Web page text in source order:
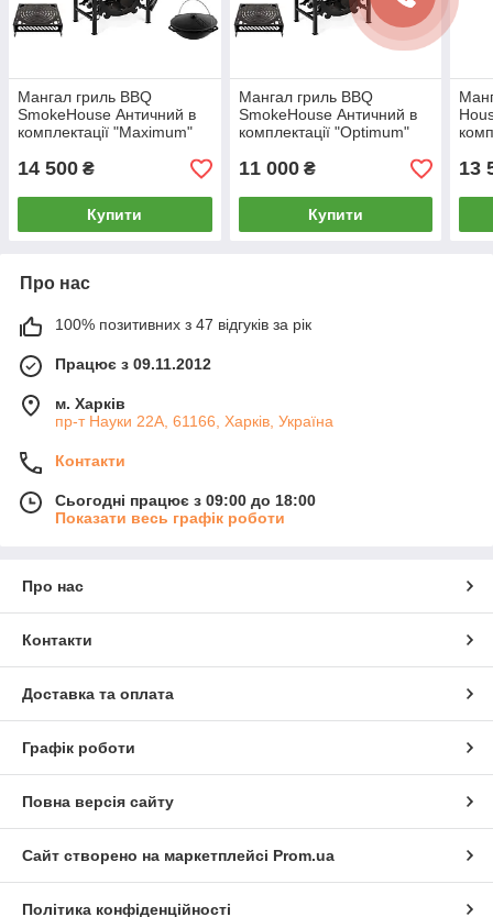
Мангал гриль BBQ
SmokeHouse Античний в
комплектації "Maximum"
14 500 ₴
Купити
Мангал гриль BBQ
SmokeHouse Античний в
комплектації "Optimum"
11 000₴
Купити
13
Про нас
100% позитивних з 47 відгуків за рік
Працює з 09.11.2012
м. Харків
пр-т Науки 22А, 61166, Харків, Україна
Контакти
Сьогодні працює з 09:00 до 18:00
Показати весь графік роботи
Про нас
Контакти
Доставка та оплата
Графік роботи
Повна версія сайту
Сайт створено на маркетплейсі Prom.ua
Політика конфіденційності